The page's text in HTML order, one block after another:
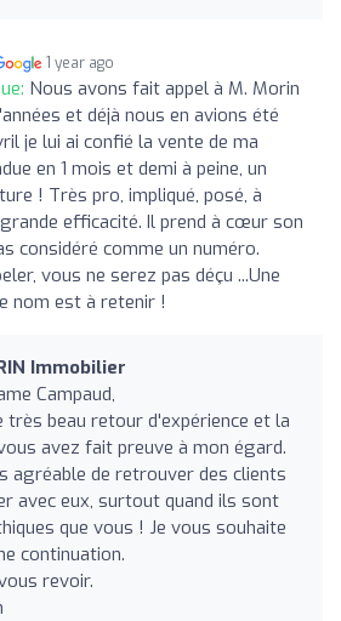
1 year ago
Nous avons fait appel à M. Morin
et déjà nous en avions été
je lui ai confié la vente de ma
en 1 mois et demi à peine, un
! Très pro, impliqué, posé, à
efficacité. Il prend à cœur son
considéré comme un numéro.
vous ne serez pas déçu ...Une
nom est à retenir !
Immobilier
Campaud,
très beau retour d'expérience et la
avez fait preuve à mon égard.
agréable de retrouver des clients
avec eux, surtout quand ils sont
que vous ! Je vous souhaite
continuation.
revoir.